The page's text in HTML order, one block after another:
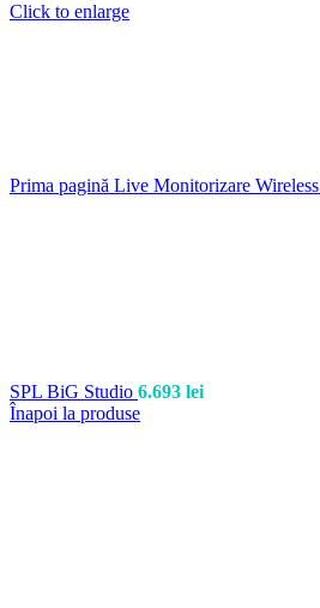
Click to enlarge
Prima pagină Live Monitorizare Wireless
SPL BiG Studio 6.693 lei
Înapoi la produse